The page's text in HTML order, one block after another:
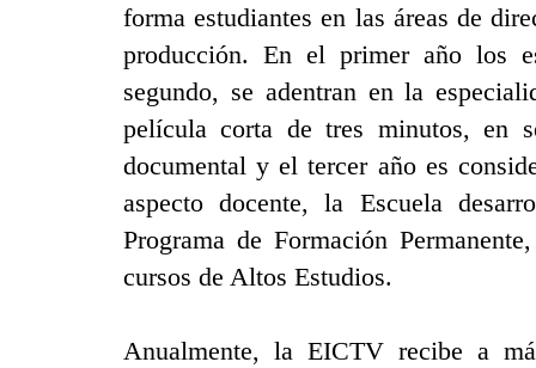
forma estudiantes en las áreas de
producción. En el primer año los
segundo, se adentran en la
película corta de tres minutos, en
documental y el tercer año es
aspecto docente, la Escuela
Programa de Formación
cursos de Altos Estudios.
Anualmente, la EICTV recibe a